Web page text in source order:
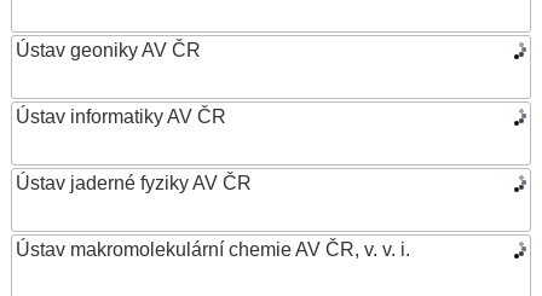
Ústav geoniky AV ČR
Ústav informatiky AV ČR
Ústav jaderné fyziky AV ČR
Ústav makromolekulární chemie AV ČR, v. v. i.